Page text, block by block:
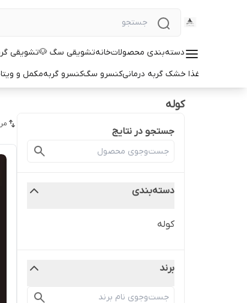
دسته‌بندی محصولاتخانهتشویقی سگ 🐶تشویقی
غذا خشک گربه درمانیکنسرو سگکنسرو گربهمکمل و
کوله
جستجو در نتایج
دسته‌بندی
کوله
برند